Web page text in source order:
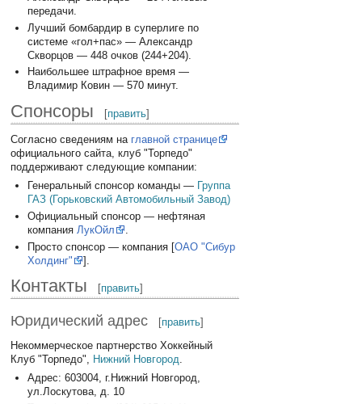
передачи.
Лучший бомбардир в суперлиге по
системе «гол+пас» — Александр
Скворцов — 448 очков (244+204).
Наибольшее штрафное время —
Владимир Ковин — 570 минут.
Спонсоры [править]
Согласно сведениям на главной странице
официального сайта, клуб "Торпедо"
поддерживают следующие компании:
Генеральный спонсор команды — Группа
ГАЗ (Горьковский Автомобильный Завод)
Официальный спонсор — нефтяная
компания ЛукОйл
Просто спонсор — компания [ОАО "Сибур
Холдинг"
].
Контакты [править]
Юридический адрес [править]
Некоммерческое партнерство Хоккейный
Клуб "Торпедо",
Нижний Новгород
Адрес: 603004, г.Нижний Новгород,
ул.Лоскутова, д. 10